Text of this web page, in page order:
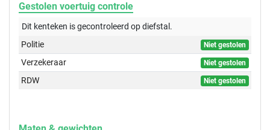
Gestolen voertuig controle
Dit kenteken is gecontroleerd opdiefstal.
Politie
Niet gestolen
Verzekeraar Niet gestolen
RDW Niet gestolen